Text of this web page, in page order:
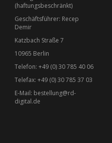
(haftungsbeschränkt)
Geschäftsführer: Recep
Demir
Katzbach Straße 7
10965 Berlin
Telefon: +49 (0) 30 785 40 06
Telefax: +49 (0) 30 785 37 03
E-Mail: bestellung@rd-
digital.de